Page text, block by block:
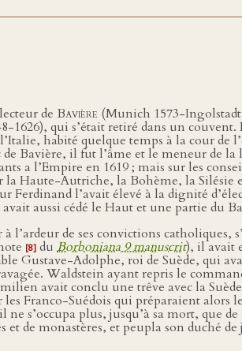
de Bavière (Munich 1573-Ingolstadt
1626), qui s’était retiré dans un
habité quelque temps à la cour de
de Bavière, il fut l’âme et le meneur de
a l’Empire en 1619 ; mais sur les
Haute-Autriche, la Bohème, la Silésie
Ferdinand l’avait élevé à la dignité
aussi cédé le Haut et une partie du
de ses convictions catholiques,
[8] du Borboniana 9 manuscrit), il avait
Gustave-Adolphe, roi de Suède, qui
Waldstein ayant repris le
avait conclu une trêve avec la
Franco-Suédois qui préparaient alors
plus, jusqu’à sa mort, que
de monastères, et peupla son duché